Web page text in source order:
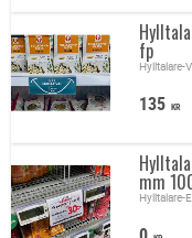
fp
Hylltalare-
135 KR
mm
Hylltalare-